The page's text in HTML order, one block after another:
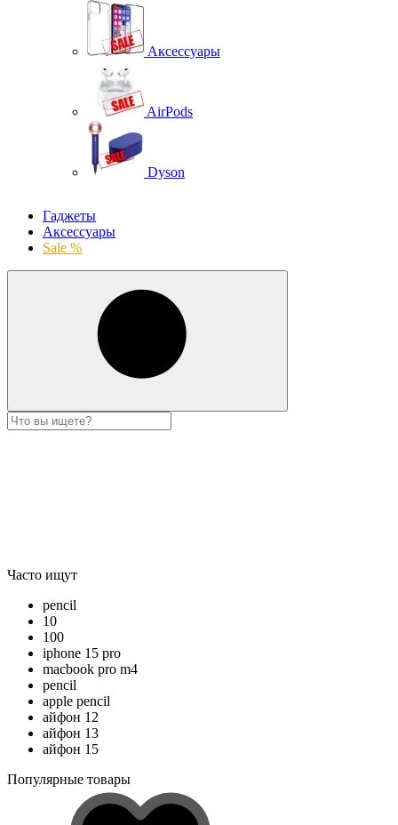
Аксессуары
AirPods
Dyson
Гаджеты
Аксессуары
Sale %
Часто ищут
pencil
10
100
iphone 15 pro
macbook pro m4
pencil
apple pencil
айфон 12
айфон 13
айфон 15
Популярные товары